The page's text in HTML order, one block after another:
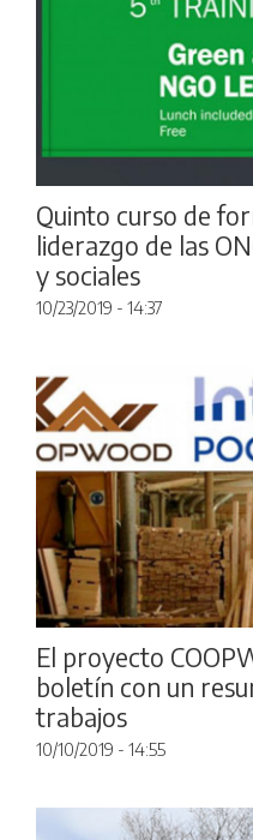
Quinto curso de
liderazgo de las
y sociales
10/23/2019 - 14:37
El proyecto
boletín con un
trabajos
10/10/2019 - 14:55